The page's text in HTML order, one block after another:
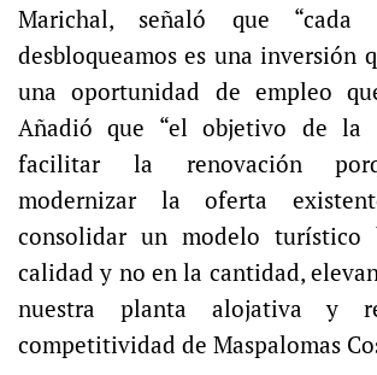
Marichal, señaló que “cada
desbloqueamos es una inversión
una oportunidad de empleo
Añadió que “el objetivo de la
facilitar la renovación
modernizar la oferta
consolidar un modelo turístico
calidad y no en la cantidad,
nuestra planta alojativa y
competitividad de Maspalomas